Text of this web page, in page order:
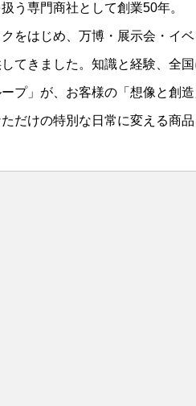
う専門商社として創業50年。
をはじめ、万博・展示会・イ
てきました。知識と経験、全
プ」が、お客様の「想像と創造
だけの特別な日常に変える商